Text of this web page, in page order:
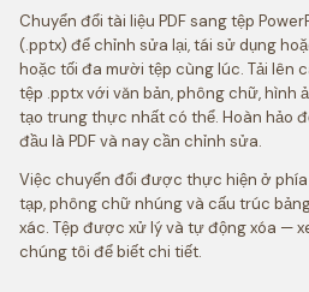
Chuyển đổi tài liệu PDF sang tệp
(.pptx) để chỉnh sửa lại, tái sử dụng
hoặc tối đa mười tệp cùng lúc. Tải lên
tệp .pptx với văn bản, phông chữ, hình
tạo trung thực nhất có thể. Hoàn hảo
đầu là PDF và nay cần chỉnh sửa.
Việc chuyển đổi được thực hiện ở
tạp, phông chữ nhúng và cấu trúc
xác. Tệp được xử lý và tự động xóa —
chúng tôi để biết chi tiết.